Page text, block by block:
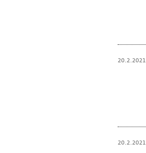
20.2.2021
20.2.2021